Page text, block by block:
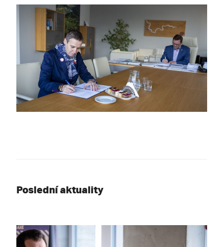
Poslední aktuality